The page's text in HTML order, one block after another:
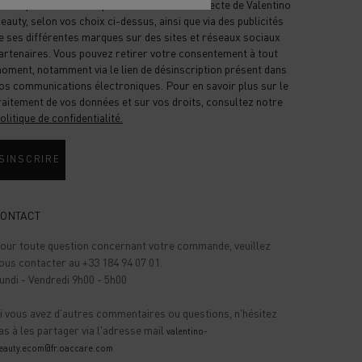
personnalisées par communication directe de Valentino
selon vos choix ci-dessus, ainsi que via des publicités
ses différentes marques sur des sites et réseaux sociaux
Vous pouvez retirer votre consentement à tout
notamment via le lien de désinscription présent dans
communications électroniques. Pour en savoir plus sur le
de vos données et sur vos droits, consultez notre
de confidentialité.
SINSCRIRE
toute question concernant votre commande, veuillez
contacter au +33 184 94 07 01.
- Vendredi 9h00 - 5h00
vous avez d'autres commentaires ou questions, n'hésitez
à les partager via l'adresse mail valentino-